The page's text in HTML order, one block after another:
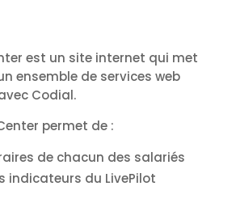
est un site internet qui met
ensemble de services web
Codial.
permet de :
de chacun des salariés
indicateurs du LivePilot